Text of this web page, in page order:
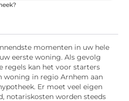
momenten in uw hele
eerste woning. Als gevolg
regels kan het voor starters
woning in regio Arnhem aan
Er moet veel eigen
notariskosten worden steeds